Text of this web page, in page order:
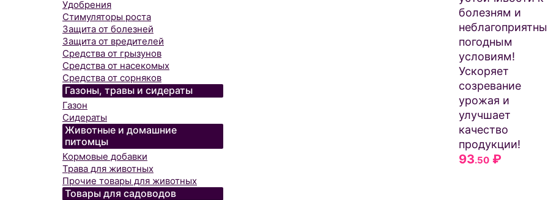
Удобрения
Стимуляторы роста
Защита от болезней
Защита от вредителей
Средства от грызунов
Средства от насекомых
Средства от сорняков
Газоны, травы и сидераты
Газон
Сидераты
Животные и домашние
питомцы
Кормовые добавки
Трава для животных
Прочие товары для животных
Товары для садоводов
болезням и
погодным
условиям!
Ускоряет
созревание
урожая и
улучшает
качество
продукции!
93.50₽